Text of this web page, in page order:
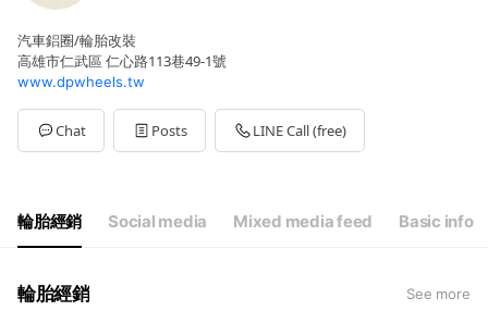
汽車鋁圈/輪胎改裝
高雄市仁武區 仁心路113巷49-1號
www.dpwheels.tw
Chat Posts LINE Call (free)
輪胎經銷 Social media Mixed media feed Basic info
輪胎經銷 See more